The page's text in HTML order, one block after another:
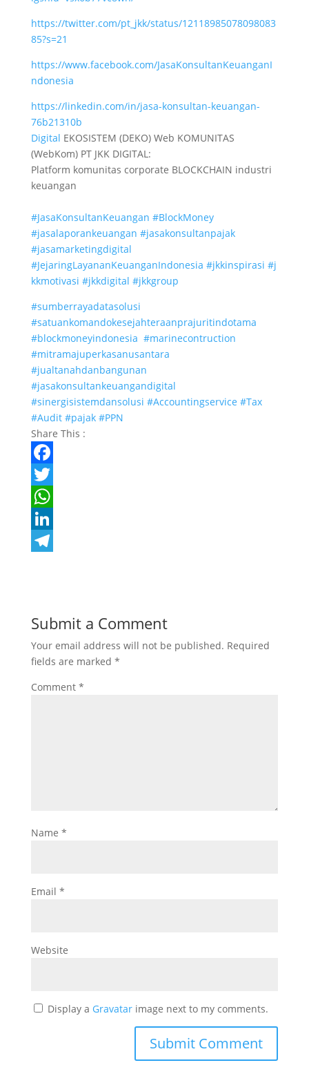
https://twitter.com/pt_jkk/status/12118985078098083
85?s=21
https://www.facebook.com/JasaKonsultanKeuanganI
ndonesia
https://linkedin.com/in/jasa-konsultan-keuangan-
76b21310b
Digital EKOSISTEM (DEKO) Web KOMUNITAS
(WebKom) PT JKK DIGITAL:
Platform komunitas corporate BLOCKCHAIN industri
keuangan
#JasaKonsultanKeuangan #BlockMoney
#jasalaporankeuangan #jasakonsultanpajak
#jasamarketingdigital
#JejaringLayananKeuanganIndonesia #jkkinspirasi #j
kkmotivasi #jkkdigital #jkkgroup
#sumberrayadatasolusi
#satuankomandokesejahteraanprajuritindotama
#blockmoneyindonesia #marinecontruction
#mitramajuperkasanusantara
#jualtanahdanbangunan
#jasakonsultankeuangandigital
#sinergisistemdansolusi #Accountingservice #Tax
#Audit#pajak #PPN
Share This :
F
a
c
e
k
T
w
r
W
h
A
p
L
e
d
n
e
g
a
Submit a Comment
Your email address will not be published. Required
fields are marked *
Comment *
Name *
Email *
Website
Display a Gravatarimage next to my comments.